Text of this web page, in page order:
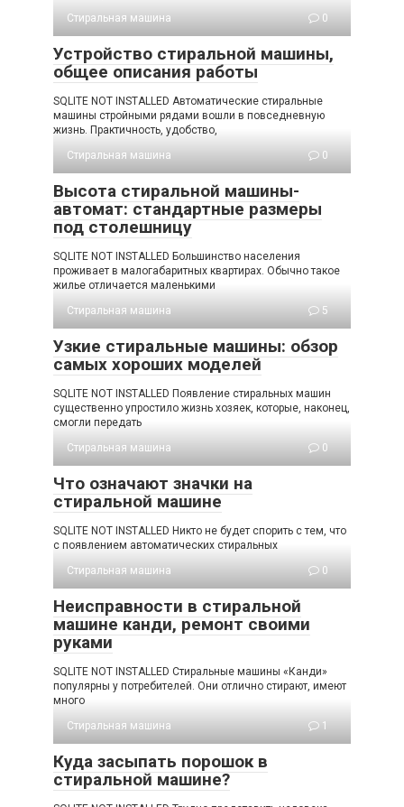
Стиральная машина
0
Устройство стиральной машины,
общее описания работы
SQLITE NOT INSTALLED Автоматические стиральные
машины стройными рядами вошли в повседневную
жизнь. Практичность, удобство,
Стиральная машина
0
Высота стиральной машины-
автомат: стандартные размеры
под столешницу
SQLITE NOT INSTALLED Большинство населения
проживает в малогабаритных квартирах. Обычно такое
жилье отличается маленькими
Стиральная машина
5
Узкие стиральные машины: обзор
самых хороших моделей
SQLITE NOT INSTALLED Появление стиральных машин
существенно упростило жизнь хозяек, которые, наконец,
смогли передать
Стиральная машина
0
Что означают значки на
стиральной машине
SQLITE NOT INSTALLED Никто не будет спорить с тем, что
с появлением автоматических стиральных
Стиральная машина
0
Неисправности в стиральной
машине канди, ремонт своими
руками
SQLITE NOT INSTALLED Стиральные машины «Канди»
популярны у потребителей. Они отлично стирают, имеют
много
Стиральная машина
1
Куда засыпать порошок в
стиральной машине?